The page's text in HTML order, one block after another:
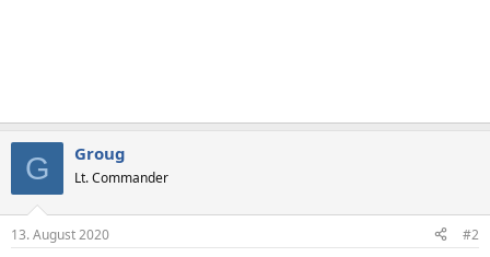
G Groug
Lt. Commander
13. August 2020 #2